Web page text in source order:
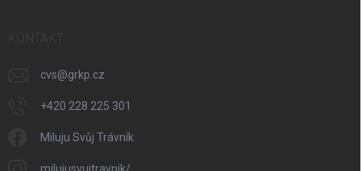
cvs@grkp.cz
+420 228 225 301
Miluju Svůj Trávník